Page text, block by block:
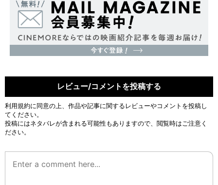
レビュー/コメントを投稿する
利用規約に同意の上、作品や記事に関するレビューやコメントを投稿し
てください。
投稿にはネタバレが含まれる可能性もありますので、閲覧時はご注意く
ださい。